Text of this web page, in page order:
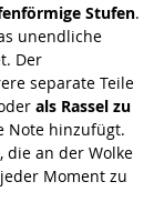
Stufen.
unendliche
Der
separate Teile
als Rassel zu
Note hinzufügt.
, die an der Wolke
Moment zu